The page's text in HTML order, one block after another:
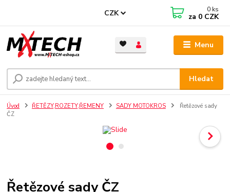
Menu
CZK
Hledat
0 ks
za 0 CZK
Úvod ŘETĚZY,ROZETY,ŘEMENY SADY MOTOKROS
Řetězové sady
ČZ
Řetězové sady ČZ